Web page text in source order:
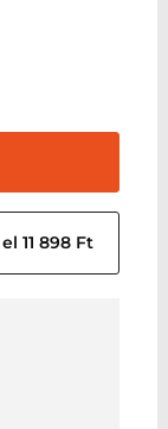
el 11 898 Ft